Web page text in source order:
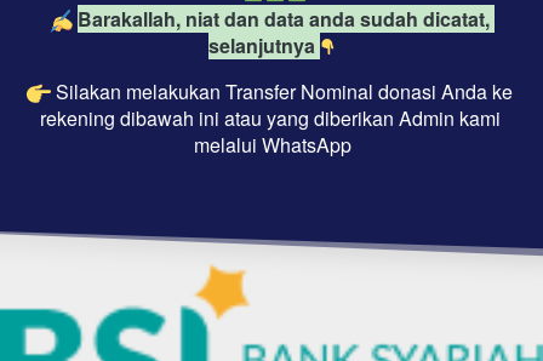
Barakallah, niat dan data anda sudah dicatat,
selanjutnya
Silakan melakukan Transfer Nominal donasi Anda ke
rekening dibawah ini atau yang diberikan Admin kami
melalui WhatsApp